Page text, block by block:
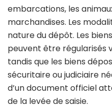
embarcations, les
marchandises. Les
nature du dépôt. Les
peuvent être régularisés
tandis que les biens
sécuritaire ou judiciaire
d’un document officiel
de la levée de saisie.